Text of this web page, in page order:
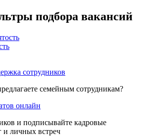
подбора вакансий
сотрудников
семейным сотрудникам?
онлайн
и подписывайте кадровые
и личных встреч